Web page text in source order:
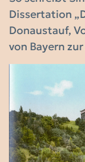
Dissertation
Donaustauf,
von Bayern